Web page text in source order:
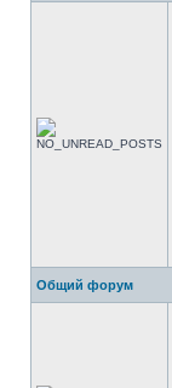
Общий форум